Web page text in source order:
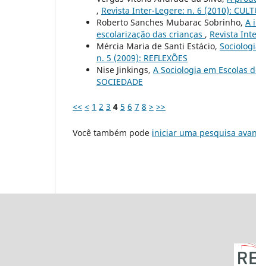
, Revista Inter-Legere: n. 6 (2010):
Roberto Sanches Mubarac Sobrinho, A
escolarização das crianças , Revista
Mércia Maria de Santi Estácio,
n. 5 (2009): REFLEXÕES
Nise Jinkings, A Sociologia em Escolas
SOCIEDADE
<< < 1 2 3 4 5 6 7 8 > >>
Você também pode iniciar uma pesquisa